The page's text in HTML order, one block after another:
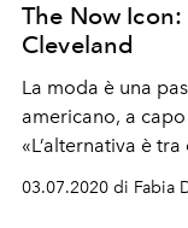
The Now
Cleveland
La moda è una
americano, a
«L’alternativa è
piacere della
03.07.2020 di Fabia